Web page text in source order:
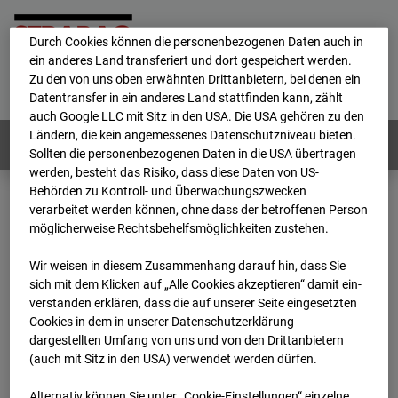
Home E-Mail Impressum
Login
Deutsch / English
Webcams: Alle Länder
Home
Deutschland
BC-170 BV-Ausbau Bonatzbau -Cam4
Archiv
2026
07 08 17:45
BC-170 BV-Ausbau
Bonatzbau -Cam4
Durch Cookies können die personenbezogenen Daten auch in
ein anderes Land transferiert und dort gespeichert werden.
Zu den von uns oben erwähnten Drittanbietern, bei denen ein
Datentransfer in ein anderes Land stattfinden kann, zählt
auch Google LLC mit Sitz in den USA. Die USA gehören zu den
Ländern, die kein angemessenes Datenschutzniveau bieten.
Sollten die personenbezogenen Daten in die USA übertragen
werden, besteht das Risiko, dass diese Daten von US-
Behörden zu Kontroll- und Überwachungszwecken
verarbeitet werden können, ohne dass der betroffenen Person
möglicherweise Rechtsbehelfsmöglichkeiten zustehen.
Wir weisen in diesem Zusammenhang darauf hin, dass Sie
sich mit dem Klicken auf „Alle Cookies akzeptieren“ damit ein­
ver­standen erklären, dass die auf unserer Seite eingesetzten
Cookies in dem in unserer Datenschutzerklärung
dargestellten Umfang von uns und von den Drittanbietern
(auch mit Sitz in den USA) verwendet werden dürfen.